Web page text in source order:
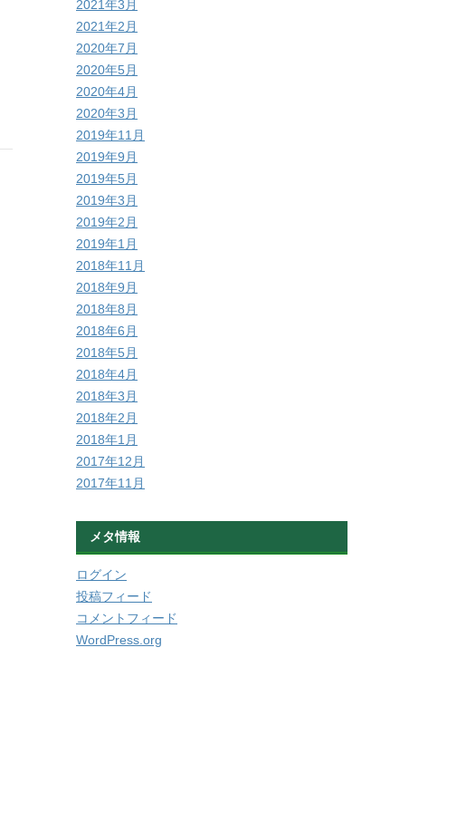
2021年3月
2021年2月
2020年7月
2020年5月
2020年4月
2020年3月
2019年11月
2019年9月
2019年5月
2019年3月
2019年2月
2019年1月
2018年11月
2018年9月
2018年8月
2018年6月
2018年5月
2018年4月
2018年3月
2018年2月
2018年1月
2017年12月
2017年11月
メタ情報
ログイン
投稿フィード
コメントフィード
WordPress.org